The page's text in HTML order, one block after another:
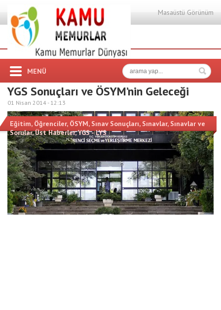
Masaüstü Görünüm
MENÜ
YGS Sonuçları ve ÖSYM’nin Geleceği
01 Nisan 2014 - 12:13
Eğitim, Öğrenciler, ÖSYM, Sınav Sonuçları, Sınavlar, Sınavlar ve
Sorular,Üst Haberler,YGS - LYS